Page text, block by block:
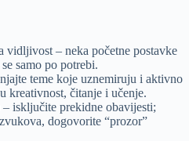
– neka početne postavke
samo po potrebi.
teme koje uznemiruju i aktivno
kreativnost, čitanje i učenje.
isključite prekidne obavijesti;
dogovorite “prozor”